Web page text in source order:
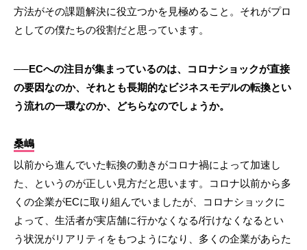
方法がその課題解決に役立つかを見極めること。それがプロ
としての僕たちの役割だと思っています。
──ECへの注目が集まっているのは、コロナショックが直接
の要因なのか、それとも長期的なビジネスモデルの転換とい
う流れの一環なのか、どちらなのでしょうか。
桑嶋
以前から進んでいた転換の動きがコロナ禍によって加速し
た、というのが正しい見方だと思います。コロナ以前から多
くの企業がECに取り組んでいましたが、コロナショックに
よって、生活者が実店舗に行かなくなる/行けなくなるとい
う状況がリアリティをもつようになり、多くの企業があらた